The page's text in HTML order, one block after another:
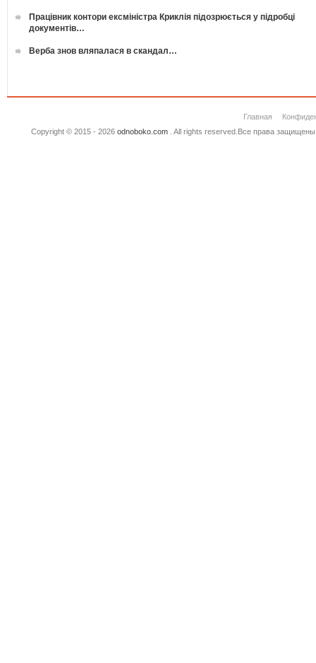
Працівник контори ексміністра Криклія підозрюється у підробці
документів…
Верба знов вляпалася в скандал…
Главная
Copyright © 2015 - 2026 odnoboko.com. All rights reserved.Все права защищены.